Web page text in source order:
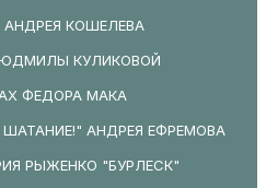
КОШЕЛЕВА
КУЛИКОВОЙ
ФЕДОРА МАКА
АНДРЕЯ ЕФРЕМОВА
РЫЖЕНКО "БУРЛЕСК"